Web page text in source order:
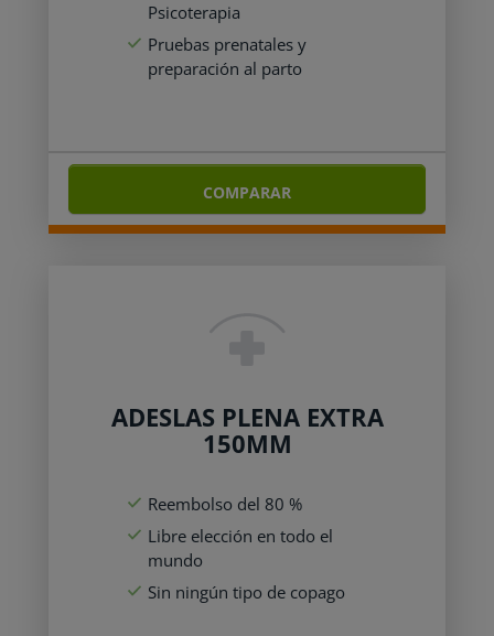
Psicoterapia
Pruebas prenatales y
preparación al parto
COMPARAR
ADESLAS PLENA EXTRA
150MM
Reembolso del 80 %
Libre elección en todo el
mundo
Sin ningún tipo de copago